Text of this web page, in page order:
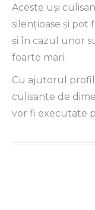
Aceste uşi
silenţioase şi pot
şi în cazul unor
foarte mari.
Cu ajutorul
culisante de
vor fi executate